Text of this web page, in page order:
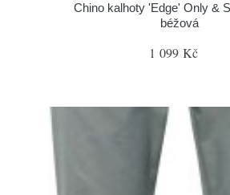
Chino kalhoty 'Edge' Only &
béžová
1 099 Kč